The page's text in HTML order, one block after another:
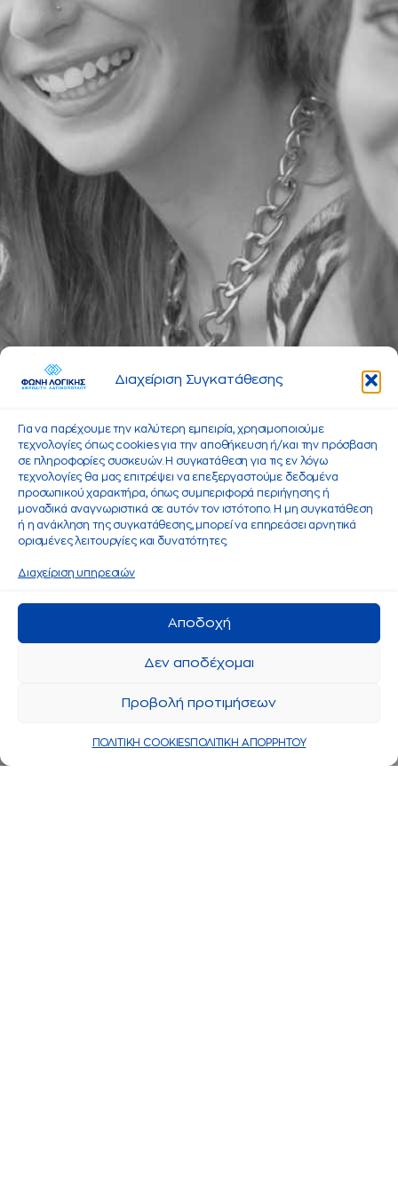
Διαχείριση Συγκατάθεσης
Για να παρέχουμε την καλύτερη εμπειρία, χρησιμοποιούμε
τεχνολογίες όπως cookies για την αποθήκευση ή/και την πρόσβαση
σε πληροφορίες συσκευών. Η συγκατάθεση για τις εν λόγω
τεχνολογίες θα μας επιτρέψει να επεξεργαστούμε δεδομένα
προσωπικού χαρακτήρα, όπως συμπεριφορά περιήγησης ή
μοναδικά αναγνωριστικά σε αυτόν τον ιστότοπο. Η μη συγκατάθεση
ή η ανάκληση της συγκατάθεσης, μπορεί να επηρεάσει αρνητικά
ορισμένες λειτουργίες και δυνατότητες.
Διαχείριση υπηρεσιών
Αποδοχή
Δεν αποδέχομαι
Προβολή προτιμήσεων
ΠΟΛΙΤΙΚΗ COOKIESΠΟΛΙΤΙΚΗ ΑΠΟΡΡΗΤΟΥ